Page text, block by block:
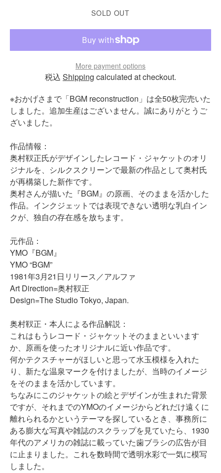
SOLD OUT
More payment options
税込 Shipping calculated at checkout.
※おかげさまで「BGM reconstruction」は全50枚完売いた
しました。追加生産はございません。誠にありがとうご
ざいました。
作品情報：
奥村靫正氏がデザインしたレコード・ジャケットのオリ
ジナルを、シルクスクリーンで最新の作品として奥村氏
が再構築した新作です。
奥村さんが描いた『BGM』の原画、そのままを活かした
作品。インクジェットでは表現できない透明な乳白イン
クが、独自の存在感を放ちます。
元作品：
YMO『BGM』
YMO “BGM”
1981年3月21日リリース／アルファ
Art Direction=奥村靫正
Design=The Studio Tokyo, Japan.
奥村靫正・本人による作品解説：
これはもうレコード・ジャケットそのままといいます
か、原画を使ったオリジナルに近い作品です。
何かテクスチャーがほしいと思って水玉模様を入れた
り、新たな温泉マークを付けましたが、当時のイメージ
をそのままを活かしています。
ちなみにこのジャケットの絵とデザインが生まれた背景
ですが、それまでのYMOのイメージからどれだけ遠くに
離れられるかというテーマを探しているとき、事務所に
ある膨大な写真や雑誌のスクラップを見ていたら、1930
年代のアメリカの雑誌に載っていた歯ブラシの広告が目
に止まりました。これを数時間で透明水彩で一気に模写
しました。